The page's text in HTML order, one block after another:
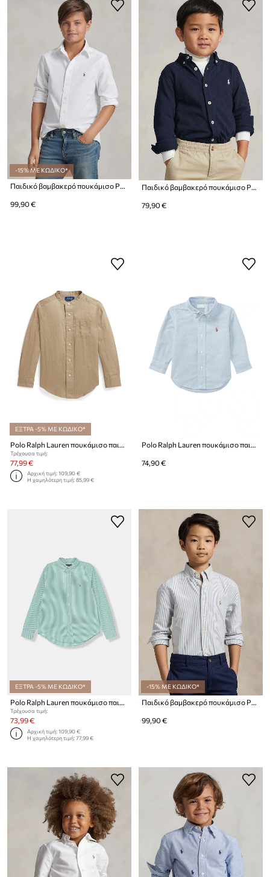
-15% ΜΕ ΚΩΔΙΚΟ*
Παιδικό βαμβακερό πουκάμισο Polo Ralph Lauren
99,90 € 79,90 €
ΕΞΤΡΑ -5% ΜΕ ΚΩΔΙΚΟ*
Polo Ralph Lauren πουκάμισο παιδικό λινό
Τρέχουσα τιμή:
77,99 €
Αρχική τιμή:109,90 €
Η χαμηλότερη τιμή:85,99 €
Polo Ralph Lauren πουκάμισο παιδικό βαμβακερό
74,90 €
ΕΞΤΡΑ -5% ΜΕ ΚΩΔΙΚΟ*
Polo Ralph Lauren πουκάμισο παιδικό βαμβακερό
Τρέχουσα τιμή:
73,99 €
Αρχική τιμή:109,90 €
Η χαμηλότερη τιμή:77,99 €
-15% ΜΕ ΚΩΔΙΚΟ*
Παιδικό βαμβακερό πουκάμισο Polo Ralph Lauren
99,90 €